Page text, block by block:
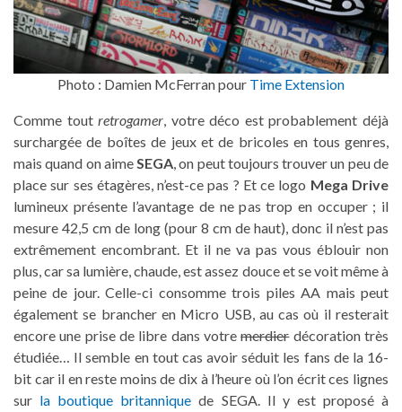
Photo : Damien McFerran pour Time Extension
Comme toutretrogamer, votre déco est probablement déjà
surchargée de boîtes de jeux et de bricoles en tous genres,
mais quand on aimeSEGA, on peut toujours trouver un peu de
place sur ses étagères, n’est-ce pas ? Et ce logo Mega Drive
lumineux présente l’avantage de ne pas trop en occuper ; il
mesure 42,5 cm de long (pour 8 cm de haut), donc il n’est pas
extrêmement encombrant. Et il ne va pas vous éblouir non
plus, car sa lumière, chaude, est assez douce et se voit même à
peine de jour. Celle-ci consomme trois piles AA mais peut
également se brancher en Micro USB, au cas où il resterait
encore une prise de libre dans votremerdierdécoration très
étudiée… Il semble en tout cas avoir séduit les fans de la 16-
bit car il en reste moins de dix à l’heure où l’on écrit ces lignes
sur la boutique britannique de SEGA. Il y est proposé à